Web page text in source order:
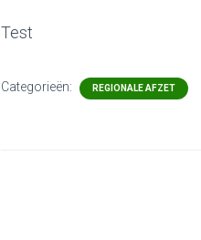
Test
Categorieën: REGIONALE AFZET